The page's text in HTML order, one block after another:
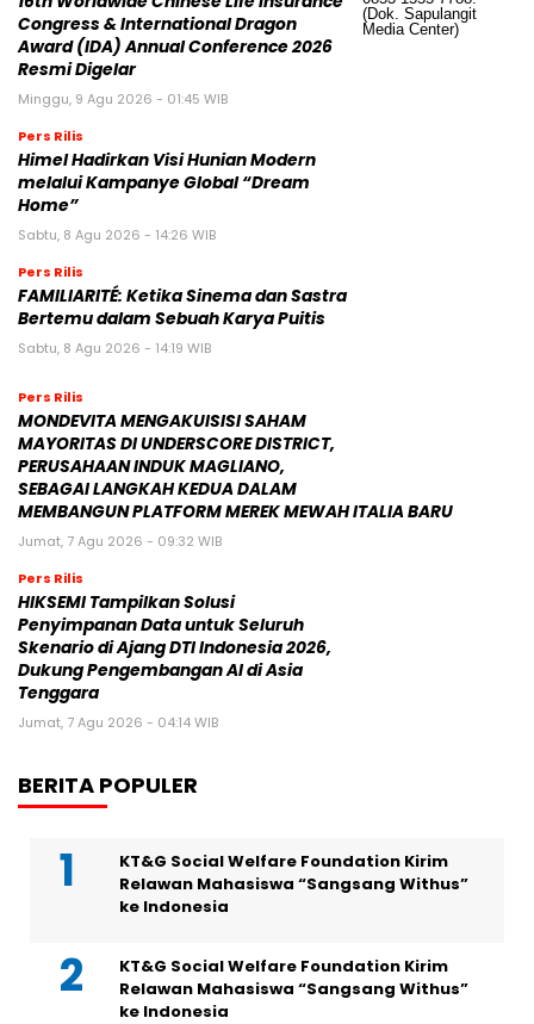
Congress & International Dragon
Award (IDA) Annual Conference 2026
Resmi Digelar
Minggu, 9 Agu 2026 - 01:45 WIB
Pers Rilis
Himel Hadirkan Visi Hunian Modern
melalui Kampanye Global “Dream
Home”
Sabtu, 8 Agu 2026 - 14:26 WIB
Pers Rilis
FAMILIARITÉ: Ketika Sinema dan Sastra
Bertemu dalam Sebuah Karya Puitis
Sabtu, 8 Agu 2026 - 14:19 WIB
Pers Rilis
MONDEVITA MENGAKUISISI SAHAM
MAYORITAS DI UNDERSCORE DISTRICT,
PERUSAHAAN INDUK MAGLIANO,
SEBAGAI LANGKAH KEDUA DALAM
MEMBANGUN PLATFORM MEREK MEWAH ITALIA BARU
Jumat, 7 Agu 2026 - 09:32 WIB
Pers Rilis
HIKSEMI Tampilkan Solusi
Penyimpanan Data untuk Seluruh
Skenario di Ajang DTI Indonesia 2026,
Dukung Pengembangan AI di Asia
Tenggara
Jumat, 7 Agu 2026 - 04:14 WIB
BERITA POPULER
KT&G Social Welfare Foundation Kirim
Relawan Mahasiswa “Sangsang Withus”
ke Indonesia
KT&G Social Welfare Foundation Kirim
Relawan Mahasiswa “Sangsang Withus”
ke Indonesia